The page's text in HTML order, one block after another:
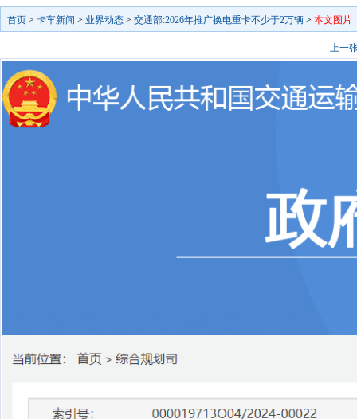
首页 > 卡车新闻 > 业界动态 > 交通部:2026年推广换电重卡不少于2万辆 > 本文图片
上一